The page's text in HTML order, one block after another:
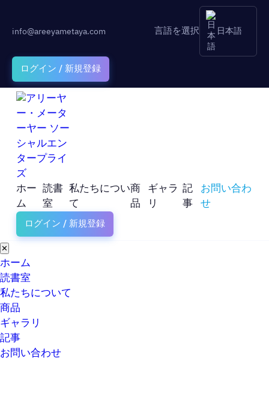
info@areeyametaya.com 言語を選択 日本語
ログイン / 新規登録
ホー
ム
読書
室
私たちについ
て
商
品
ギャラ
リ
記
事
お問い合わ
せ
ログイン / 新規登録
✕
ホーム
読書室
私たちについて
商品
ギャラリ
記事
お問い合わせ